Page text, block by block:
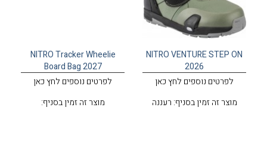
NITRO VENTURE STEP ON
2026
לפרטים נוספים לחץ כאן
מוצר זה זמין בסניף: רעננה
NITRO Tracker Wheelie
Board Bag 2027
לפרטים נוספים לחץ כאן
מוצר זה זמין בסניף: